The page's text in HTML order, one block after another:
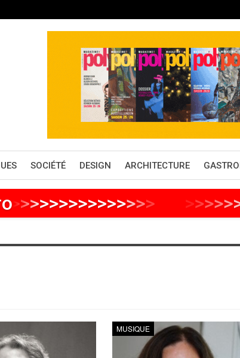
SOCIÉTÉ DESIGN ARCHITECTURE
>>>>>>>>>>>>>>> >>>>>
MUSIQUE